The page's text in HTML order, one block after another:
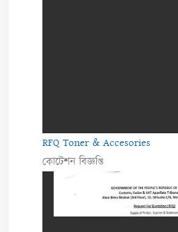
RFQ Toner & Accesories
কোটেশন বিজ্ঞপ্তি